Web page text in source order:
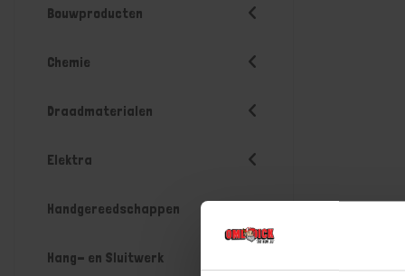
Bouwproducten
Chemie
Draadmaterialen
Elektra
Handgereedschappen
Hang- en Sluitwerk